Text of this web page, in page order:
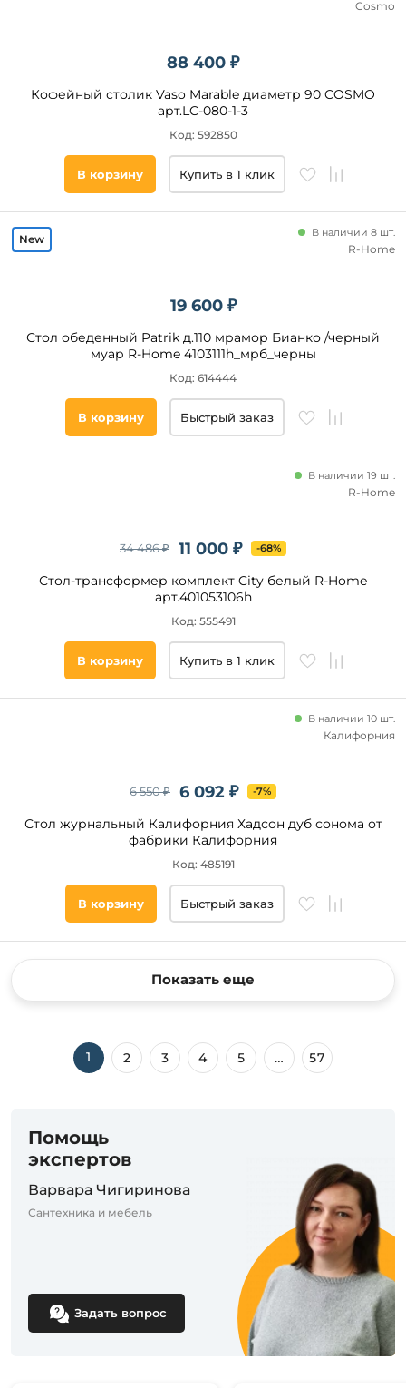
88 400 ₽
Кофейный столик Vaso Marable диаметр 90 COSMO
арт.LC-080-1-3
Код: 592850
Cosmo
В корзину Купить в 1 клик
19 600 ₽
Стол обеденный Patrik д.110 мрамор Бианко /черный
муар R-Home 4103111h_мрб_черны
В наличии 8 шт.
Код: 614444
R-Home
В корзину Быстрый заказ
11 000 ₽
34 486 ₽ -68%
Стол-трансформер комплект City белый R-Home
арт.401053106h
В наличии 19 шт.
Код: 555491
R-Home
В корзину Купить в 1 клик
6 092 ₽
6 550 ₽ -7%
Стол журнальный Калифорния Хадсон дуб сонома от
фабрики Калифорния
В наличии 10 шт.
Код: 485191
Калифорния
В корзину Быстрый заказ
Показать еще
1 2 3 4 5 … 57
Помощь
экспертов
Варвара Чигиринова
Сантехника и мебель
Задать вопрос